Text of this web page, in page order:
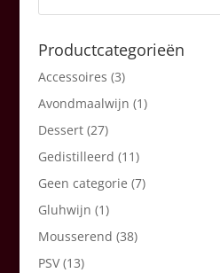
Productcategorieën
Accessoires (3)
Avondmaalwijn (1)
Dessert (27)
Gedistilleerd (11)
Geen categorie (7)
Gluhwijn (1)
Mousserend (38)
PSV (13)